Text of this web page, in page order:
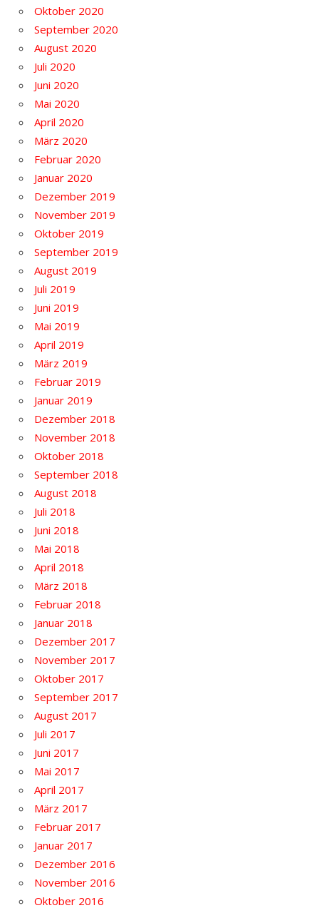
Oktober 2020
September 2020
August 2020
Juli 2020
Juni 2020
Mai 2020
April 2020
März 2020
Februar 2020
Januar 2020
Dezember 2019
November 2019
Oktober 2019
September 2019
August 2019
Juli 2019
Juni 2019
Mai 2019
April 2019
März 2019
Februar 2019
Januar 2019
Dezember 2018
November 2018
Oktober 2018
September 2018
August 2018
Juli 2018
Juni 2018
Mai 2018
April 2018
März 2018
Februar 2018
Januar 2018
Dezember 2017
November 2017
Oktober 2017
September 2017
August 2017
Juli 2017
Juni 2017
Mai 2017
April 2017
März 2017
Februar 2017
Januar 2017
Dezember 2016
November 2016
Oktober 2016